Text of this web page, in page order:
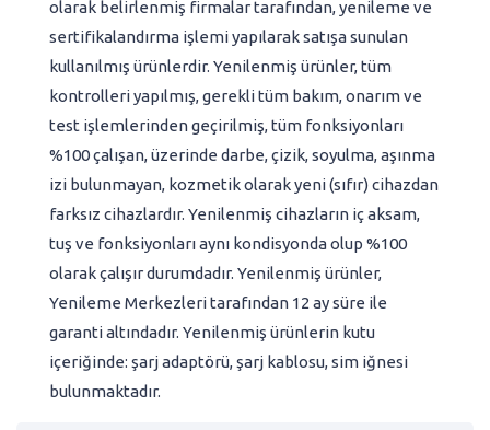
olarak belirlenmiş firmalar tarafından, yenileme ve
sertifikalandırma işlemi yapılarak satışa sunulan
kullanılmış ürünlerdir. Yenilenmiş ürünler, tüm
kontrolleri yapılmış, gerekli tüm bakım, onarım ve
test işlemlerinden geçirilmiş, tüm fonksiyonları
%100 çalışan, üzerinde darbe, çizik, soyulma, aşınma
izi bulunmayan, kozmetik olarak yeni (sıfır) cihazdan
farksız cihazlardır. Yenilenmiş cihazların iç aksam,
tuş ve fonksiyonları aynı kondisyonda olup %100
olarak çalışır durumdadır. Yenilenmiş ürünler,
Yenileme Merkezleri tarafından 12 ay süre ile
garanti altındadır. Yenilenmiş ürünlerin kutu
içeriğinde: şarj adaptörü, şarj kablosu, sim iğnesi
bulunmaktadır.